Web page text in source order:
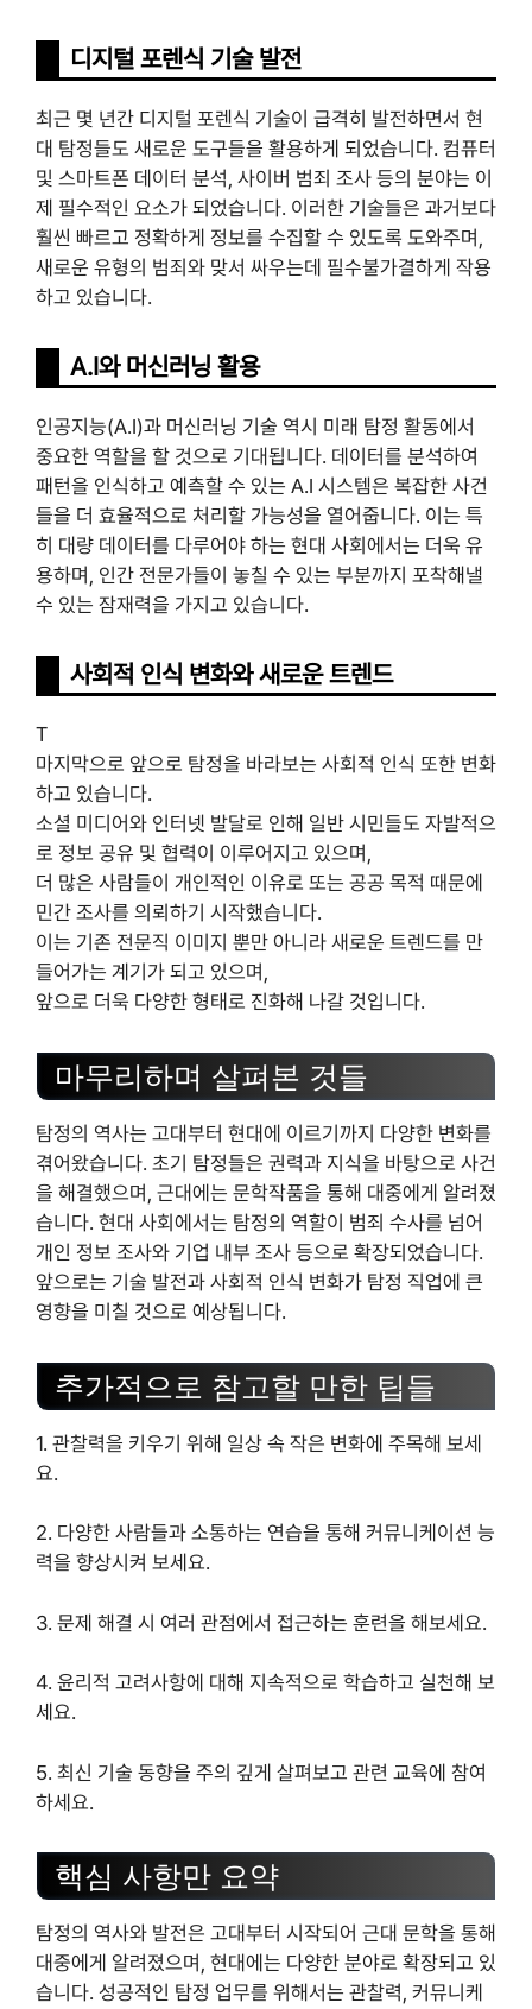
디지털 포렌식 기술 발전
최근 몇 년간 디지털 포렌식 기술이 급격히 발전하면서 현
대 탐정들도 새로운 도구들을 활용하게 되었습니다. 컴퓨터
및 스마트폰 데이터 분석, 사이버 범죄 조사 등의 분야는 이
제 필수적인 요소가 되었습니다. 이러한 기술들은 과거보다
훨씬 빠르고 정확하게 정보를 수집할 수 있도록 도와주며,
새로운 유형의 범죄와 맞서 싸우는데 필수불가결하게 작용
하고 있습니다.
A.I와 머신러닝 활용
인공지능(A.I)과 머신러닝 기술 역시 미래 탐정 활동에서
중요한 역할을 할 것으로 기대됩니다. 데이터를 분석하여
패턴을 인식하고 예측할 수 있는 A.I 시스템은 복잡한 사건
들을 더 효율적으로 처리할 가능성을 열어줍니다. 이는 특
히 대량 데이터를 다루어야 하는 현대 사회에서는 더욱 유
용하며, 인간 전문가들이 놓칠 수 있는 부분까지 포착해낼
수 있는 잠재력을 가지고 있습니다.
사회적 인식 변화와 새로운 트렌드
T
마지막으로 앞으로 탐정을 바라보는 사회적 인식 또한 변화
하고 있습니다.
소셜 미디어와 인터넷 발달로 인해 일반 시민들도 자발적으
로 정보 공유 및 협력이 이루어지고 있으며,
더 많은 사람들이 개인적인 이유로 또는 공공 목적 때문에
민간 조사를 의뢰하기 시작했습니다.
이는 기존 전문직 이미지 뿐만 아니라 새로운 트렌드를 만
들어가는 계기가 되고 있으며,
앞으로 더욱 다양한 형태로 진화해 나갈 것입니다.
마무리하며 살펴본 것들
탐정의 역사는 고대부터 현대에 이르기까지 다양한 변화를
겪어왔습니다. 초기 탐정들은 권력과 지식을 바탕으로 사건
을 해결했으며, 근대에는 문학작품을 통해 대중에게 알려졌
습니다. 현대 사회에서는 탐정의 역할이 범죄 수사를 넘어
개인 정보 조사와 기업 내부 조사 등으로 확장되었습니다.
앞으로는 기술 발전과 사회적 인식 변화가 탐정 직업에 큰
영향을 미칠 것으로 예상됩니다.
추가적으로 참고할 만한 팁들
1. 관찰력을 키우기 위해 일상 속 작은 변화에 주목해 보세
요.
2. 다양한 사람들과 소통하는 연습을 통해 커뮤니케이션 능
력을 향상시켜 보세요.
3. 문제 해결 시 여러 관점에서 접근하는 훈련을 해보세요.
4. 윤리적 고려사항에 대해 지속적으로 학습하고 실천해 보
세요.
5. 최신 기술 동향을 주의 깊게 살펴보고 관련 교육에 참여
하세요.
핵심 사항만 요약
탐정의 역사와 발전은 고대부터 시작되어 근대 문학을 통해
대중에게 알려졌으며, 현대에는 다양한 분야로 확장되고 있
습니다. 성공적인 탐정 업무를 위해서는 관찰력, 커뮤니케